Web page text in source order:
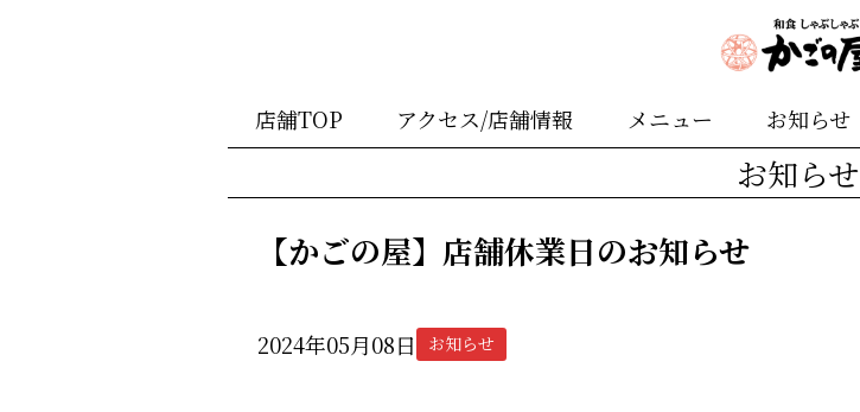
店舗TOP アクセス/店舗情報 メニュー お知らせ
お知らせ
【かごの屋】店舗休業日のお知らせ
2024年05月08日 お知らせ